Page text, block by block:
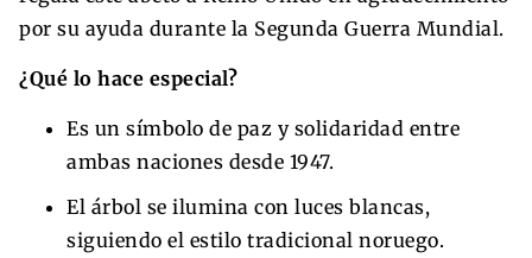
por su ayuda durante la Segunda Guerra Mundial.
¿Qué lo hace especial?
Es un símbolo de paz y solidaridad entre
ambas naciones desde 1947.
El árbol se ilumina con luces blancas,
siguiendo el estilo tradicional noruego.